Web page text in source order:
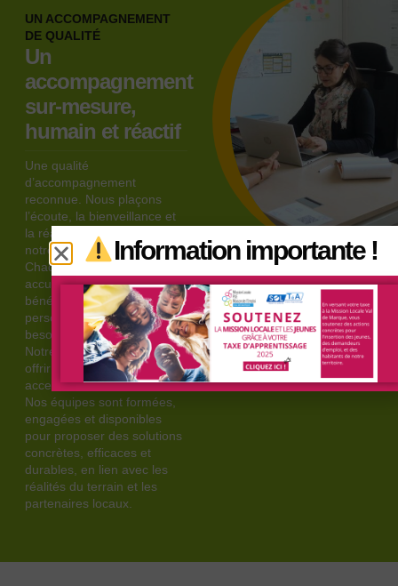
UN ACCOMPAGNEMENT
DE QUALITÉ
Un
accompagnement
sur-mesure,
humain et réactif
Une qualité
d’accompagnement
reconnue. Nous plaçons
l’écoute, la bienveillance et
la réactivité au cœur de
notre accompagnement.
Chaque personne est
accueillie avec attention, et
bénéficie d’un suivi
personnalisé, adapté à ses
besoins et à son rythme.
Notre engagement : vous
offrir un service de qualité,
accessible et humain.
Nos équipes sont formées,
engagées et disponibles
pour proposer des solutions
concrètes, efficaces et
durables, en lien avec les
réalités du terrain et les
partenaires locaux.
Information importante !